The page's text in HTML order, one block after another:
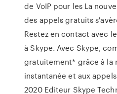
de VoIP pour les La
des appels gratuits
Restez en contact avec
à Skype. Avec Skype,
gratuitement* grâce à la
instantanée et aux
2020 Editeur Skype